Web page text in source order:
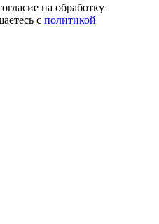
на обработку
с политикой